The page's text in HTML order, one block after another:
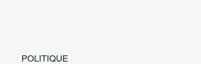
POLITIQUE